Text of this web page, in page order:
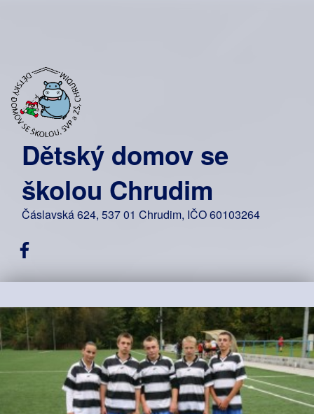
Dětský domov se
školou Chrudim
Čáslavská 624, 537 01 Chrudim, IČO 60103264